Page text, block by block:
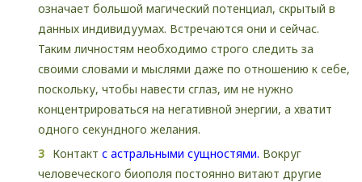
означает большой магический потенциал, скрытый в
данных индивидуумах. Встречаются они и сейчас.
Таким личностям необходимо строго следить за
своими словами и мыслями даже по отношению к себе,
поскольку, чтобы навести сглаз, им не нужно
концентрироваться на негативной энергии, а хватит
одного секундного желания.
Контакт с астральными сущностями. Вокруг
человеческого биополя постоянно витают другие